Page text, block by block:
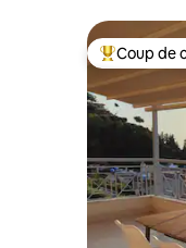
Coups de
Coup de